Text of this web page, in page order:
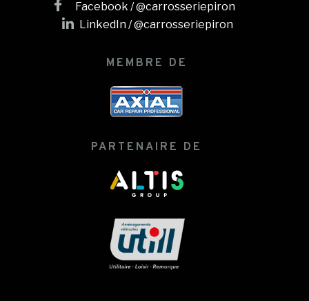
Facebook / @carrosseriepiron
LinkedIn / @carrosseriepiron
MEMBRE DE
PARTENAIRE DE